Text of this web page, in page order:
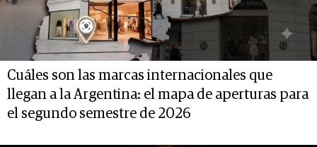
Cuáles son las marcas internacionales que
llegan a la Argentina: el mapa de aperturas para
el segundo semestre de 2026